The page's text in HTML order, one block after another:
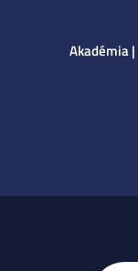
Akadémia |